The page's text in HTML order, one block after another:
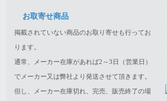
お取寄せ商品
掲載されていない商品のお取り寄せも行ってお
ります。
通常、メーカー在庫があれば2～3日（営業日）
でメーカー又は弊社より発送させて頂きます。
但し、メーカー在庫切れ、完売、販売終了の場